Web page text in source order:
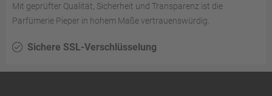
Mit geprüfter Qualität, Sicherheit und Transparenz ist die
Parfümerie Pieper in hohem Maße vertrauenswürdig.
Sichere SSL-Verschlüsselung